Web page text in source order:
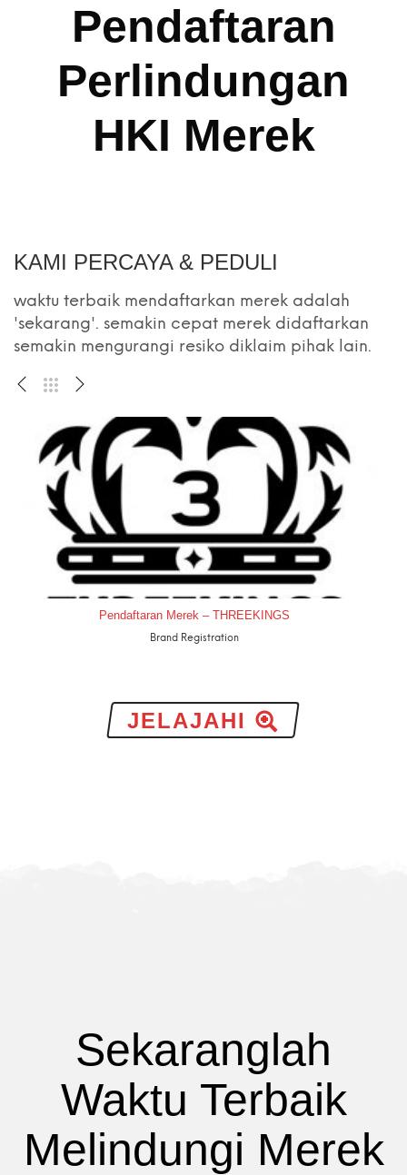
Pendaftaran
Perlindungan
HKI Merek
KAMI PERCAYA & PEDULI
waktu terbaik mendaftarkan merek adalah
'sekarang'. semakin cepat merek didaftarkan
semakin mengurangi resiko diklaim pihak lain.
Pendaftaran Merek – THREEKINGS
Brand Registration
JELAJAHI
Sekaranglah
Waktu Terbaik
Melindungi Merek